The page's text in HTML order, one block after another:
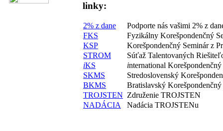
linky:
2% z dane
Podporte nás vašimi 2% z
FKS
Fyzikálny Korešpondenčný
KSP
Korešpondenčný Seminár z
STROM
Súťaž Talentovaných
iKS international Korešpondenčný
SKMS
Stredoslovenský
BKMS
Bratislavský
TROJSTEN Združenie TROJSTEN
NADÁCIA
Nadácia TROJSTENu